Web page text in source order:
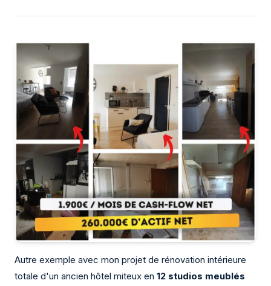
Autre exemple avec mon projet de rénovation intérieure
totale d'un ancien hôtel miteux en 12 studios meublés